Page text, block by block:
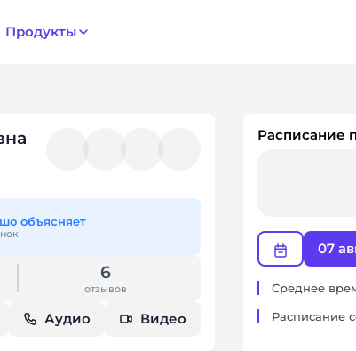
Продукты
объясняет
6
отзывов
Аудио Видео
Расписание
07
Среднее
Расписание